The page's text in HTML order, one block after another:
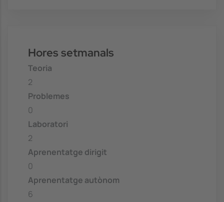
Hores setmanals
Teoria
2
Problemes
0
Laboratori
2
Aprenentatge dirigit
0
Aprenentatge autònom
6